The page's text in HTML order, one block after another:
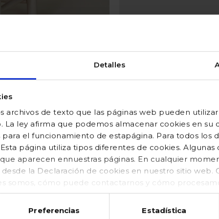
Detalles
archivos de texto que las páginas web pueden
La ley afirma que podemos almacenar cookies en su
el funcionamiento de estapágina. Para todos los
página utiliza tipos diferentes de cookies. Algunas
aparecen ennuestras páginas. En cualquier
la Declaración de cookies en nuestro sitio web.
somos, cómo puede contactarnos y cómo
(https://www.gocco.es/cookies-policy.html)
Preferencias Estadística
Bombacho de lino
tirantes piedra